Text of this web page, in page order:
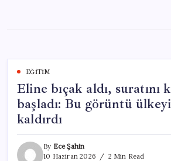
content
EĞITIM
Eline bıçak aldı, suratını
başladı: Bu görüntü
kaldırdı
By Ece Şahin
10 Haziran 2026
2 Min Read